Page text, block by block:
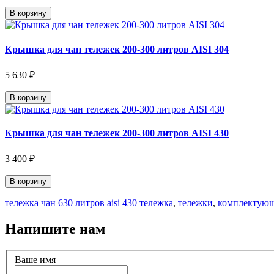
В корзину
Крышка для чан тележек 200-300 литров AISI 304
5 630 ₽
В корзину
Крышка для чан тележек 200-300 литров AISI 430
3 400 ₽
В корзину
тележка чан 630 литров aisi 430 тележка, тележки,
Напишите нам
Ваше имя